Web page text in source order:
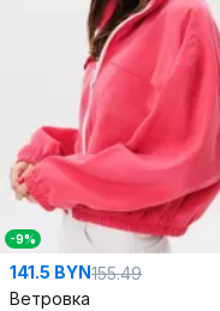
-9%
141.5 BYN155.49
Ветровка